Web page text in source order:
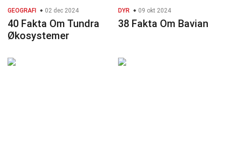
GEOGRAFI 02 dec 2024
40 Fakta Om Tundra
Økosystemer
DYR 09 okt 2024
38 Fakta Om Bavian